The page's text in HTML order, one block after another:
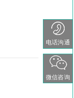
电话沟通
微信咨询